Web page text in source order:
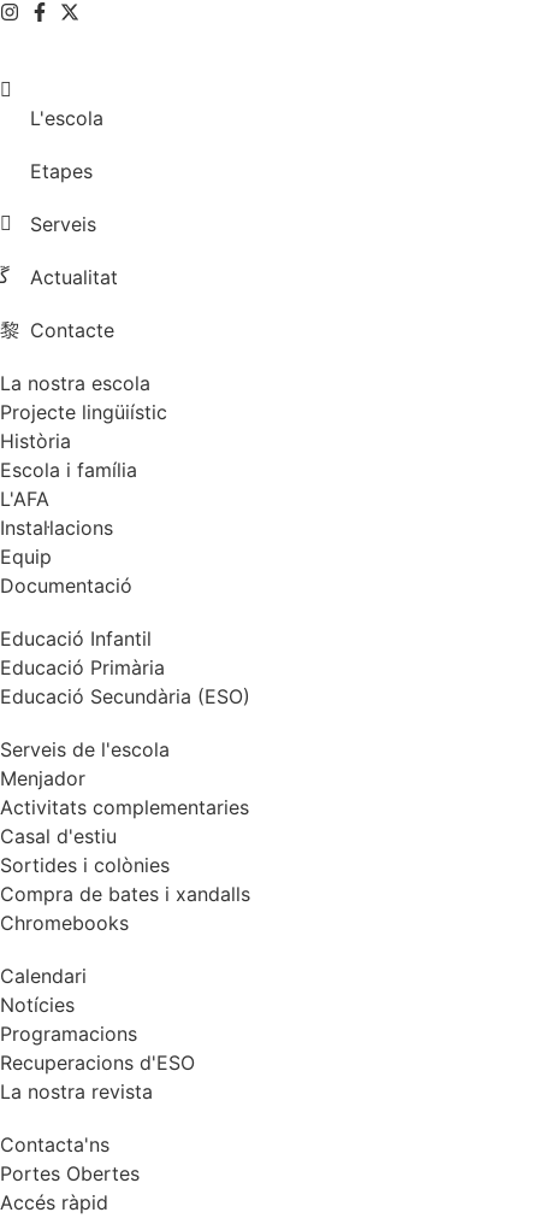
L'escola
Etapes
Serveis
Actualitat
Contacte
La nostra escola
Projecte lingüiístic
Història
Escola i família
L'AFA
Instal·lacions
Equip
Documentació
Educació Infantil
Educació Primària
Educació Secundària (ESO)
Serveis de l'escola
Menjador
Activitats complementaries
Casal d'estiu
Sortides i colònies
Compra de bates i xandalls
Chromebooks
Calendari
Notícies
Programacions
Recuperacions d'ESO
La nostra revista
Contacta'ns
Portes Obertes
Accés ràpid